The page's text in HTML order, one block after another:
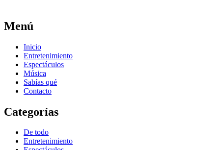
Menú
Inicio
Entretenimiento
Espectáculos
Música
Sabías qué
Contacto
Categorías
De todo
Entretenimiento